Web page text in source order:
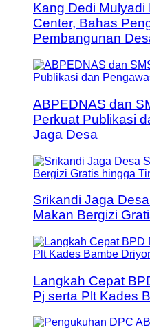
Kang Dedi Mulyadi
Center, Bahas
Pembangunan
ABPEDNAS dan
Perkuat Publikasi
Jaga Desa
Srikandi Jaga
Makan Bergizi
Langkah Cepat
Pj serta Plt Kades